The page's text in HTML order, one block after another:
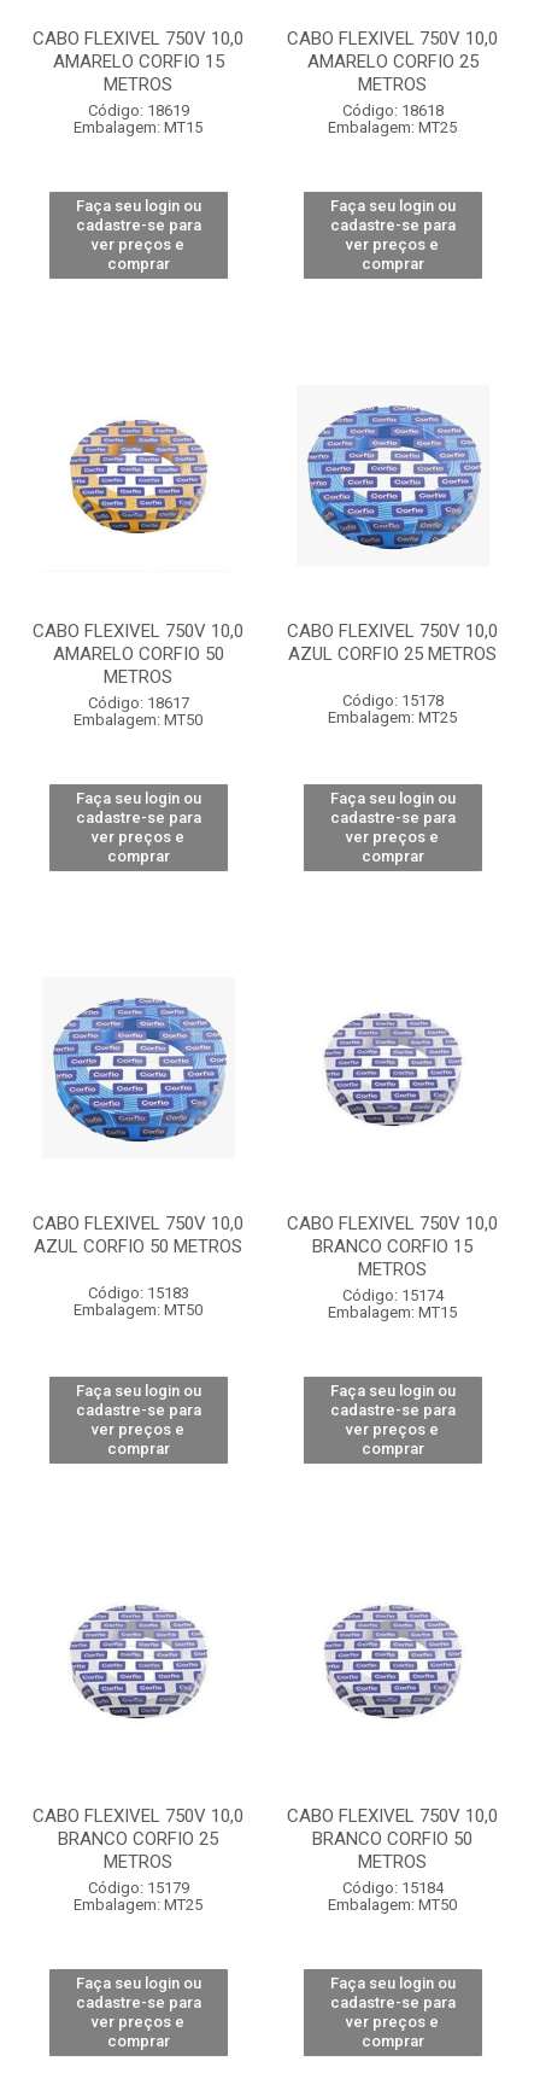
CABO FLEXIVEL 750V 10,0
AMARELO CORFIO 15
METROS
Código: 18619
Embalagem: MT15
Faça seu login ou
cadastre-se para
ver preços e
comprar
CABO FLEXIVEL 750V 10,0
AMARELO CORFIO 25
METROS
Código: 18618
Embalagem: MT25
Faça seu login ou
cadastre-se para
ver preços e
comprar
CABO FLEXIVEL 750V 10,0
AMARELO CORFIO 50
METROS
Código: 18617
Embalagem: MT50
Faça seu login ou
cadastre-se para
ver preços e
comprar
CABO FLEXIVEL 750V 10,0
AZUL CORFIO 25 METROS
Código: 15178
Embalagem: MT25
Faça seu login ou
cadastre-se para
ver preços e
comprar
CABO FLEXIVEL 750V 10,0
AZUL CORFIO 50 METROS
Código: 15183
Embalagem: MT50
Faça seu login ou
cadastre-se para
ver preços e
comprar
CABO FLEXIVEL 750V 10,0
BRANCO CORFIO 15
METROS
Código: 15174
Embalagem: MT15
Faça seu login ou
cadastre-se para
ver preços e
comprar
CABO FLEXIVEL 750V 10,0
BRANCO CORFIO 25
METROS
Código: 15179
Embalagem: MT25
Faça seu login ou
cadastre-se para
ver preços e
comprar
CABO FLEXIVEL 750V 10,0
BRANCO CORFIO 50
METROS
Código: 15184
Embalagem: MT50
Faça seu login ou
cadastre-se para
ver preços e
comprar